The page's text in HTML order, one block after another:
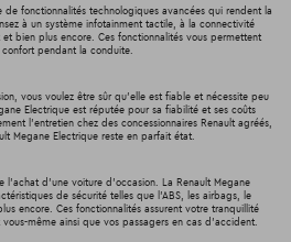
de fonctionnalités technologiques avancées qui rendent la
à un système infotainment tactile, à la connectivité
bien plus encore. Ces fonctionnalités vous permettent
pendant la conduite.
vous voulez être sûr qu'elle est fiable et nécessite peu
Electrique est réputée pour sa fiabilité et ses coûts
l'entretien chez des concessionnaires Renault agréés,
Megane Electrique reste en parfait état.
l'achat d'une voiture d'occasion. La Renault Megane
de sécurité telles que l'ABS, les airbags, le
encore. Ces fonctionnalités assurent votre tranquillité
même ainsi que vos passagers en cas d'accident.